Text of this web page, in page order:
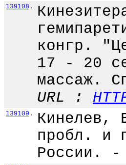
139108 .
конгр.
17 - 20
массаж.
URL :
139109 .
Кинелев,
пробл. и
России.